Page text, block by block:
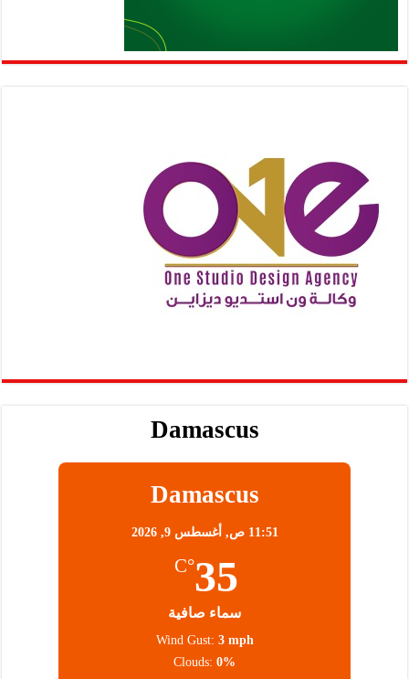
Damascus
Damascus
11:51 ص, أغسطس 9, 2026
35
°C
سماء صافية
Wind Gust: 3 mph
Clouds: 0%